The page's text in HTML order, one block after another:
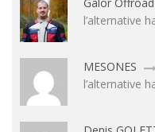
Galor Offroad
l’alternative
MESONES
l’alternative